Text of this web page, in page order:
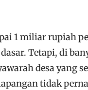
1 miliar rupiah
Tetapi, di
desa yang
tidak